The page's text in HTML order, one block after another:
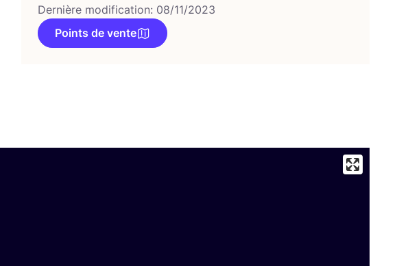
Dernière modification: 08/11/2023
Points de vente